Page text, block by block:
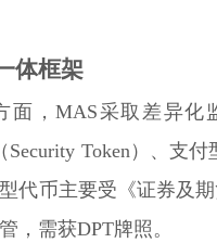
体框架
面，MAS采取差异
Token）、支
代币主要受《证券及
，需获DPT牌照。